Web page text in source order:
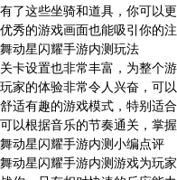
有了这些坐骑和道具，你可以更
优秀的游戏画面也能吸引你的注
舞动星闪耀手游内测玩法
关卡设置也非常丰富，为整个
玩家的体验非常令人兴奋，可
舒适有趣的游戏模式，特别适
可以根据音乐的节奏通关，掌
舞动星闪耀手游内测小编点评
舞动星闪耀手游内测游戏为玩